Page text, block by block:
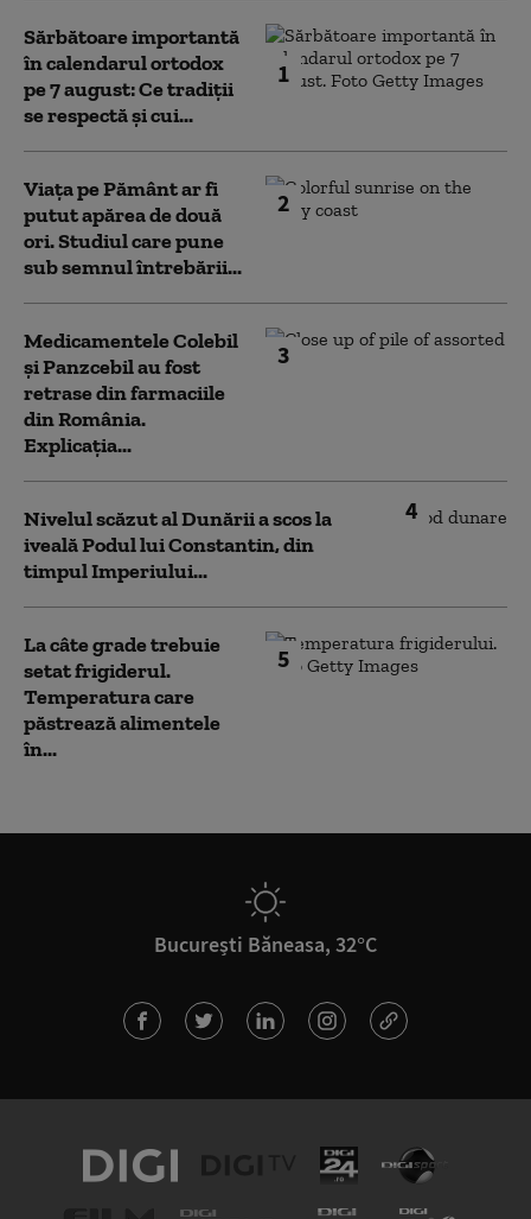
1
Sărbătoare importantă
în calendarul ortodox
pe 7 august: Ce tradiții
se respectă și cui...
2
Viața pe Pământ ar fi
putut apărea de două
ori. Studiul care pune
sub semnul întrebării...
3
Medicamentele Colebil
și Panzcebil au fost
retrase din farmaciile
din România.
Explicația...
4
Nivelul scăzut al Dunării a scos la
iveală Podul lui Constantin, din
timpul Imperiului...
5
La câte grade trebuie
setat frigiderul.
Temperatura care
păstrează alimentele
în...
București Băneasa, 32°C